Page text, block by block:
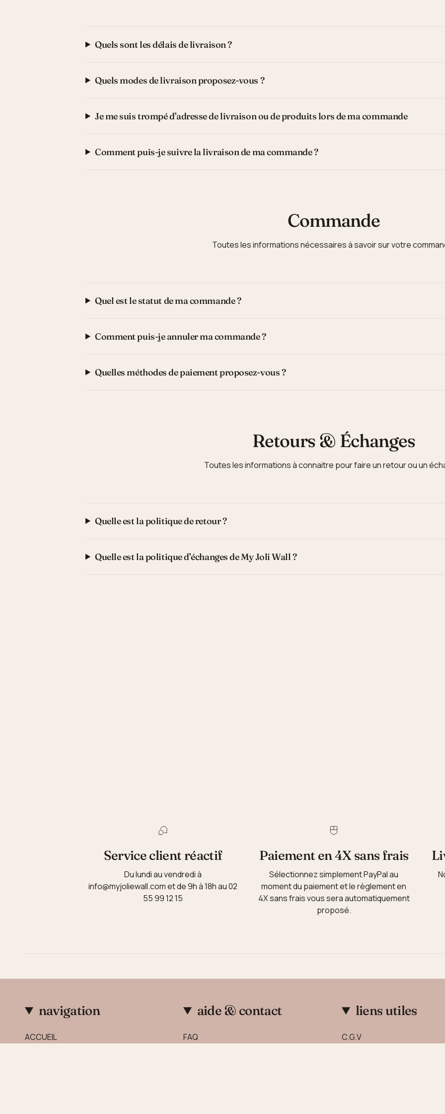
Quels sont les délais de livraison ?
Quels modes de livraison proposez-vous ?
Je me suis trompé d’adresse de livraison ou de produits lors de ma commande
Comment puis-je suivre la livraison de ma commande ?
Commande
Toutes les informations nécessaires à savoir sur votre
Quel est le statut de ma commande ?
Comment puis-je annuler ma commande ?
Quelles méthodes de paiement proposez-vous ?
Retours & Échanges
Toutes les informations à connaitre pour faire un retour ou un
Quelle est la politique de retour ?
Quelle est la politique d’échanges de My Joli Wall ?
Service client réactif
Du lundi au vendredi à
info@myjoliewall.com et de 9h à 18h au 02
55 99 12 15
Paiement en 4X sans frais
Sélectionnez simplement PayPal au
moment du paiement et le règlement en
4X sans frais vous sera automatiquement
proposé.
navigation
ACCUEIL
aide & contact
FAQ
liens utiles
C.G.V